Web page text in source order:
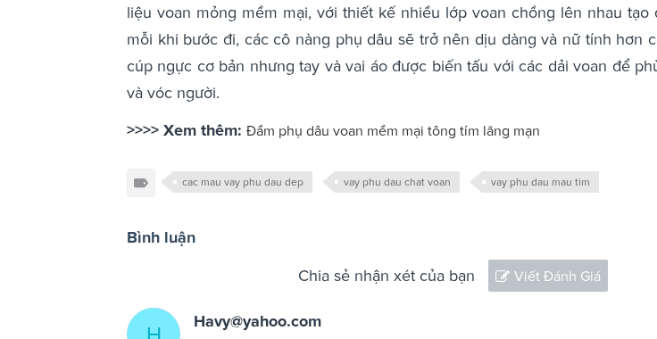
liệu voan mỏng mềm mại, với thiết kế nhiều lớp voan chồng lên nhau tạo
mỗi khi bước đi, các cô nàng phụ dâu sẽ trở nên dịu dàng và nữ tính hơn
cúp ngực cơ bản nhưng tay và vai áo được biến tấu với các dải voan để
và vóc người.
>>>> Xem thêm: Đầm phụ dâu voan mềm mại tông tím lãng mạn
cac mau vay phu dau dep vay phu dau chat voan vay phu dau mau tim
Bình luận
Chia sẻ nhận xét của bạn Viết Đánh Giá
H
Havy@yahoo.com